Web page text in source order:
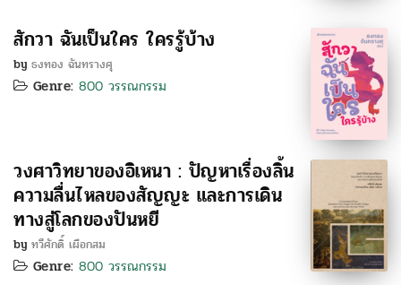
สักวา ฉันเป็นใคร ใครรู้บ้าง
by ธงทอง ฉันทรางศุ
Genre: 800 วรรณกรรม
วงศาวิทยาของอิเหนา : ปัญหาเรื่องลิ้น
ความลื่นไหลของสัญญะ และการเดิน
ทางสู่โลกของปันหยี
by ทวีศักดิ์ เผือกสม
Genre: 800 วรรณกรรม